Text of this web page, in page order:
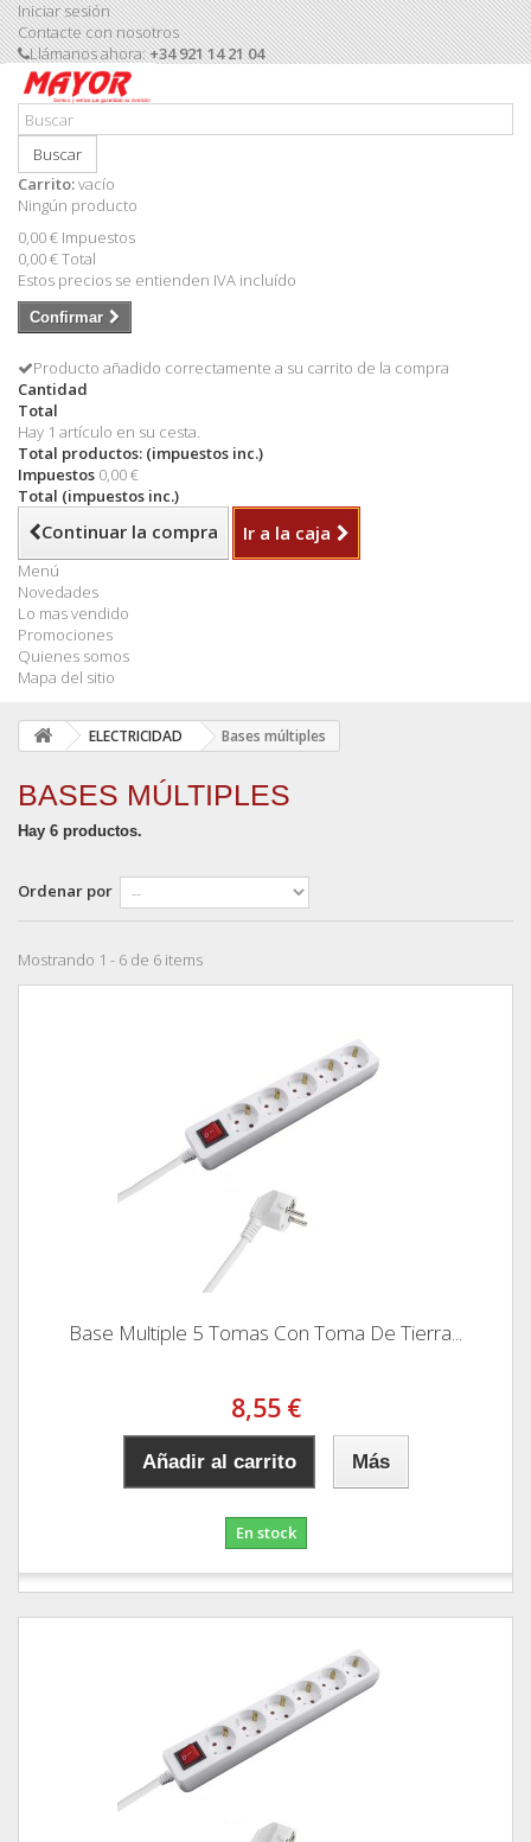
Iniciar sesión
Contacte con nosotros
Llámanos ahora:+34 921 14 21 04
Buscar
Carrito:vacío
Ningún producto
0,00 € Impuestos
0,00 €Total
Estos precios se entienden IVA incluído
Confirmar
Producto añadido correctamente a su carrito de la compra
Cantidad
Total
Hay 1 artículo en su cesta.
Total productos: (impuestos inc.)
Impuestos 0,00 €
Total (impuestos inc.)
Continuar la compra Ir a la caja
Menú
Novedades
Lo mas vendido
Promociones
Quienes somos
Mapa del sitio
ELECTRICIDAD Bases múltiples
BASES MÚLTIPLES
Hay 6 productos.
Ordenar por
Mostrando 1 - 6 de 6 items
Base Multiple 5 Tomas Con Toma De Tierra...
8,55 €
Añadir al carrito Más
En stock